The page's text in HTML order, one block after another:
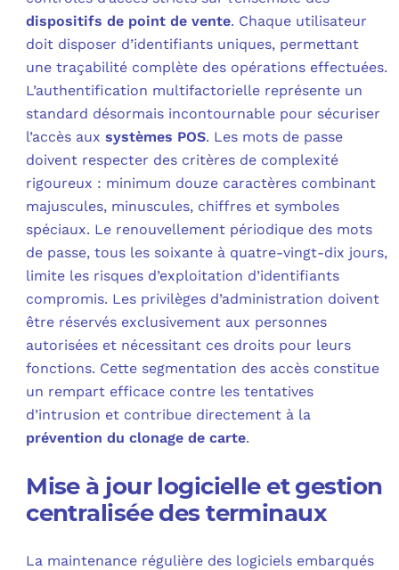
dispositifs de point de vente. Chaque utilisateur
doit disposer d’identifiants uniques, permettant
une traçabilité complète des opérations effectuées.
L’authentification multifactorielle représente un
standard désormais incontournable pour sécuriser
l’accès auxsystèmes POS. Les mots de passe
doivent respecter des critères de complexité
rigoureux : minimum douze caractères combinant
majuscules, minuscules, chiffres et symboles
spéciaux. Le renouvellement périodique des mots
de passe, tous les soixante à quatre-vingt-dix jours,
limite les risques d’exploitation d’identifiants
compromis. Les privilèges d’administration doivent
être réservés exclusivement aux personnes
autorisées et nécessitant ces droits pour leurs
fonctions. Cette segmentation des accès constitue
un rempart efficace contre les tentatives
d’intrusion et contribue directement à la
prévention du clonage de carte.
Mise à jour logicielle et gestion
centralisée des terminaux
La maintenance régulière des logiciels embarqués